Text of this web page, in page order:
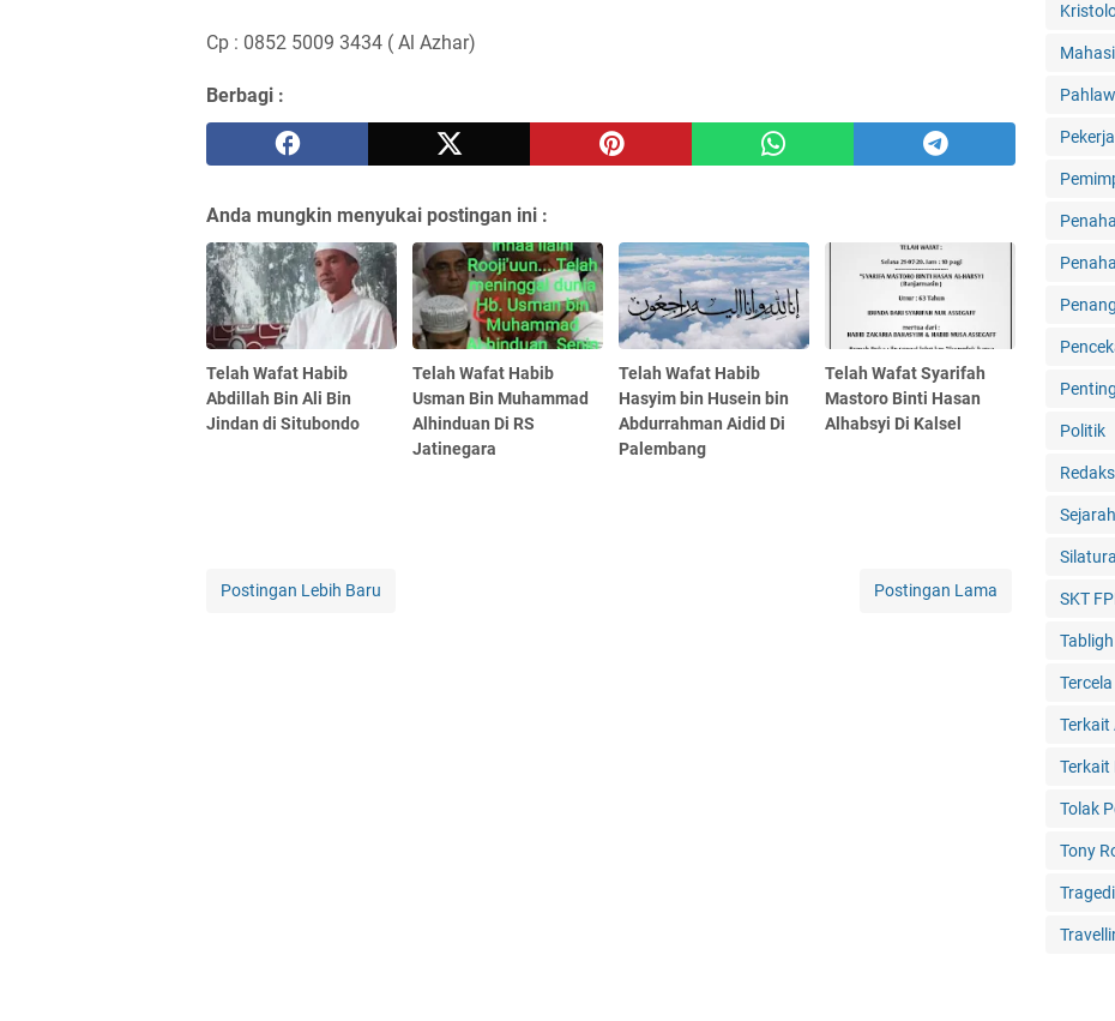
Cp : 0852 5009 3434 ( Al Azhar)
Berbagi :
Anda mungkin menyukai postingan ini :
Telah Wafat Habib
Abdillah Bin Ali Bin
Jindan di Situbondo
Telah Wafat Habib
Usman Bin Muhammad
Alhinduan Di RS
Jatinegara
Telah Wafat Habib
Hasyim bin Husein bin
Abdurrahman Aidid Di
Palembang
Telah Wafat Syarifah
Mastoro Binti Hasan
Alhabsyi Di Kalsel
Postingan Lebih Baru Postingan Lama
Pekerja
Politik
SKT
Tercela
Terkait
Terkait
Tolak
Tony